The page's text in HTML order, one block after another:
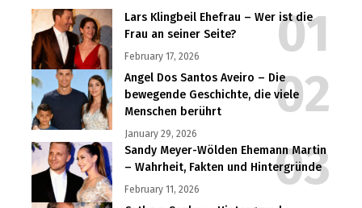
Lars Klingbeil Ehefrau – Wer ist die
Frau an seiner Seite?
February 17, 2026
Angel Dos Santos Aveiro – Die
bewegende Geschichte, die viele
Menschen berührt
January 29, 2026
Sandy Meyer-Wölden Ehemann Martin
– Wahrheit, Fakten und Hintergründe
February 11, 2026